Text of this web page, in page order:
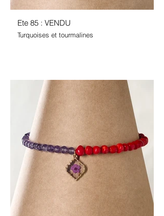
Ete 85 : VENDU
Turquoises et tourmalines